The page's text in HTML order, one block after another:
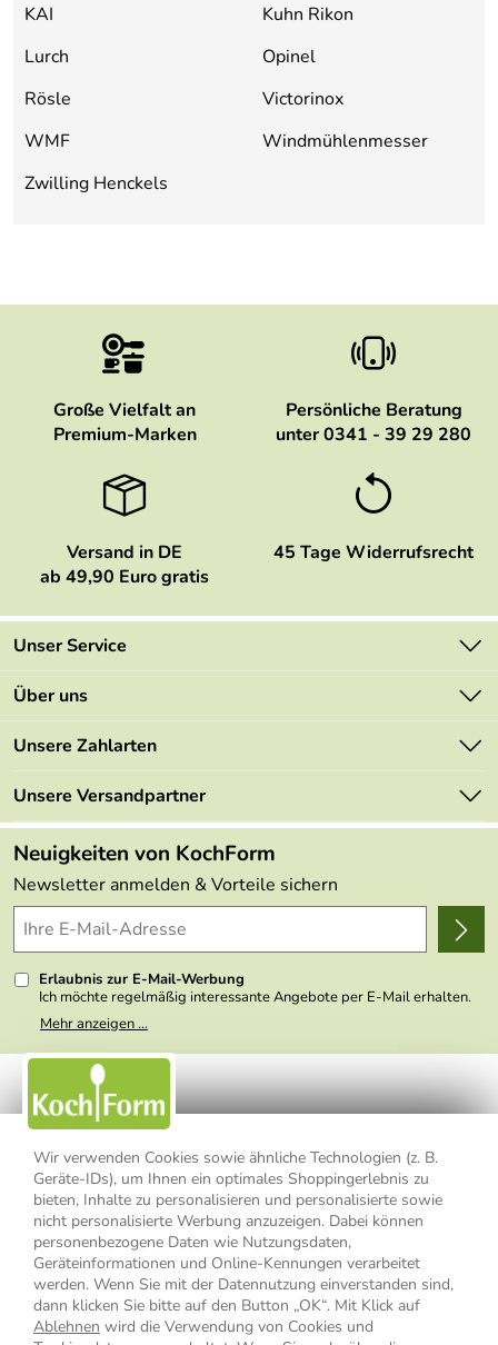
Wir verwenden Cookies sowie ähnliche Technologien (z. B.
Geräte-IDs), um Ihnen ein optimales Shoppingerlebnis zu
bieten, Inhalte zu personalisieren und personalisierte sowie
nicht personalisierte Werbung anzuzeigen. Dabei können
personenbezogene Daten wie Nutzungsdaten,
Geräteinformationen und Online-Kennungen verarbeitet
werden. Wenn Sie mit der Datennutzung einverstanden sind,
dann klicken Sie bitte auf den Button „OK“. Mit Klick auf
Ablehnen wird die Verwendung von Cookies und
KAI
Kuhn Rikon
Lurch
Opinel
Rösle
Victorinox
WMF
Windmühlenmesser
Zwilling Henckels
Große Vielfalt an
Premium-Marken
Persönliche Beratung
unter 0341 - 39 29 280
Versand in DE
ab 49,90 Euro gratis
45 Tage Widerrufsrecht
Unser Service
Kontakt
Mehrwertsteuerfrei
Retourenportal
FAQs
Lieferbedingungen
Delivery Terms
Kundenlogin
Über uns
Marken
Angebote
Made in Germany
Themen
Wir über uns
Presse
Unsere Zahlarten
Unsere Versandpartner
Neuigkeiten von KochForm
Newsletter anmelden & Vorteile sichern
Erlaubnis zur E-Mail-Werbung
Ich möchte regelmäßig interessante Angebote per E-Mail erhalten.
Meine E-Mail-Adresse wird nicht an andere Unternehmen
weitergegeben. Zu statistischen Zwecken wird in anonymer Form
nicht erkennbar, welche konkrete Person geklickt hat. Diese
Einwilligung zur Nutzung meiner E-Mail- Adresse für Werbezwecke
kann ich jederzeit mit Wirkung für die Zukunft widerrufen, indem ich
den Link "Abmelden" am Ende des Newsletters anklicke oder die
Option Newsletter im Mitgliederbereich deaktiviere. Die
Datenschutzerklärung
habe ich zur Kenntnis genommen.
Mehr anzeigen ...
Impressum Datenschutzerklärung
AGB
Widerrufsbelehrung
Widerrufsformular
Vertrag widerrufen